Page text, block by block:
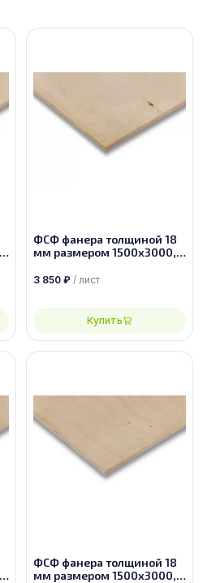
ФСФ фанера толщиной 18
мм размером 1500х3000,
3 850 ₽ / лист
Купить
ФСФ фанера толщиной 18
мм размером 1500х3000,